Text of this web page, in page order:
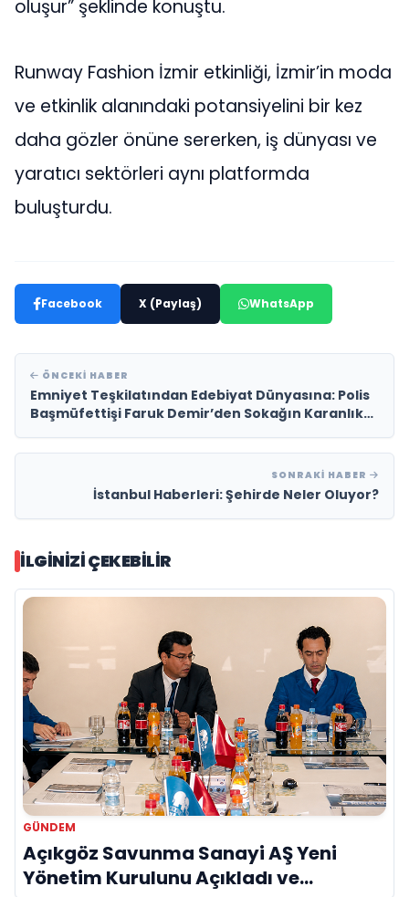
oluşur” şeklinde konuştu.
Runway Fashion İzmir etkinliği, İzmir’in moda
ve etkinlik alanındaki potansiyelini bir kez
daha gözler önüne sererken, iş dünyası ve
yaratıcı sektörleri aynı platformda
buluşturdu.
Facebook X (Paylaş) WhatsApp
ÖNCEKI HABER
Emniyet Teşkilatından Edebiyat Dünyasına: Polis
Başmüfettişi Faruk Demir’den Sokağın Karanlık
SONRAKI HABER
İstanbul Haberleri: Şehirde Neler Oluyor?
İLGINIZI ÇEKEBILIR
GÜNDEM
Açıkgöz Savunma Sanayi AŞ Yeni
Yönetim Kurulunu Açıkladı ve